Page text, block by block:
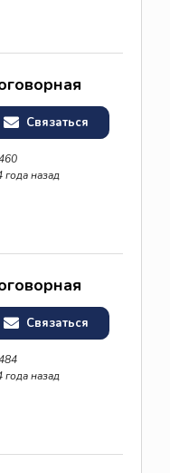
Связаться
года назад
Связаться
года назад